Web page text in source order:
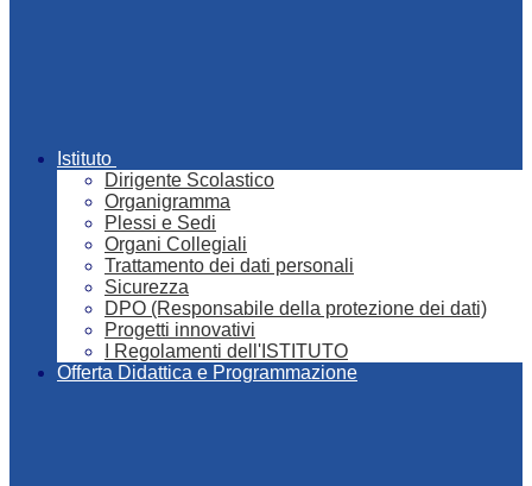
Istituto
Dirigente Scolastico
Organigramma
Plessi e Sedi
Organi Collegiali
Trattamento dei dati personali
Sicurezza
DPO (Responsabile della protezione dei dati)
Progetti innovativi
I Regolamenti dell'ISTITUTO
Offerta Didattica e Programmazione